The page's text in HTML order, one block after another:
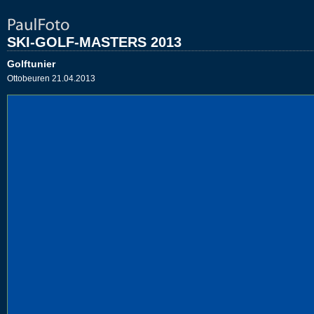
SKI-GOLF-MASTERS 2013
Golftunier
Ottobeuren 21.04.2013